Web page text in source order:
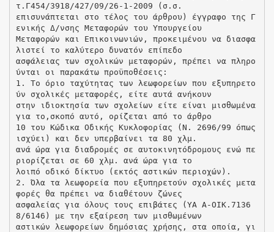
τ.Γ454/3918/427/09/26-1-2009 (σ.σ.
επισυνάπτεται στο τέλος του άρθρου) έγγραφο της Γ
ενικής Δ/νσης Μεταφορών του Υπουργείου
Μεταφορών και Επικοινωνιών, προκειμένου να διασφα
λιστεί το καλύτερο δυνατόν επίπεδο
ασφάλειας των σχολικών μεταφορών, πρέπει να πληρο
ύνται οι παρακάτω προϋποθέσεις:
1. Το όριο ταχύτητας των λεωφορείων που εξυπηρετο
ύν σχολικές μεταφορές, είτε αυτά ανήκουν
στην ιδιοκτησία των σχολείων είτε είναι μισθωμένα
για το,σκοπό αυτό, ορίζεται από το άρθρο
10 του Κώδικα Οδικής Κυκλοφορίας (Ν. 2696/99 όπως
ισχύει) και δεν υπερβαίνει τα 80 χλμ.
ανά ώρα για διαδρομές σε αυτοκινητόδρομους ενώ πε
ριορίζεται σε 60 χλμ. ανά ώρα για το
λοιπό οδικό δίκτυο (εκτός αστικών περιοχών).
2. Όλα τα λεωφορεία που εξυπηρετούν σχολικές μετα
φορές θα πρέπει να διαθέτουν ζώνες
ασφαλείας για όλους τους επιβάτες (ΥA Α-ΟΙΚ.7136
8/6146) με την εξαίρεση των μισθωμένων
αστικών λεωφορείων δημόσιας χρήσης, στα οποία, γι